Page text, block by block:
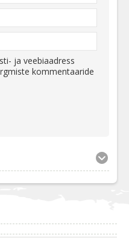
ja veebiaadress
kommentaaride